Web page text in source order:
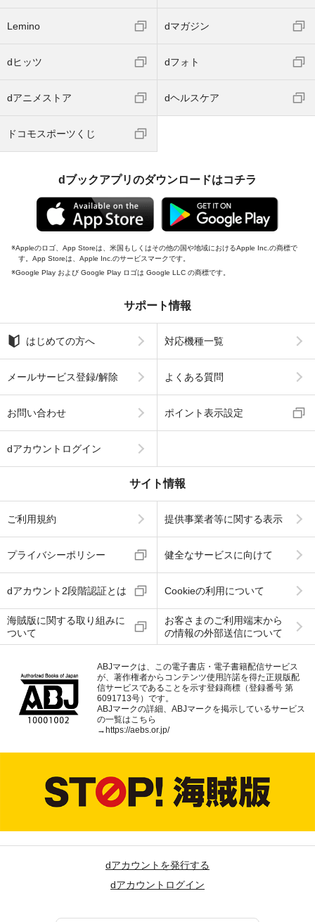
Lemino dマガジン
dヒッツ dフォト
dアニメストア dヘルスケア
ドコモスポーツくじ
dブックアプリのダウンロードはコチラ
Appleのロゴ、App Storeは、米国もしくはその他の国や地域におけるApple Inc.の商標で
す。App Storeは、Apple Inc.のサービスマークです。
Google Play および Google Play ロゴは Google LLC の商標です。
サポート情報
はじめての方へ 対応機種一覧
メールサービス登録/解除 よくある質問
お問い合わせ ポイント表示設定
dアカウントログイン
サイト情報
ご利用規約 提供事業者等に関する表示
プライバシーポリシー 健全なサービスに向けて
dアカウント2段階認証とは Cookieの利用について
海賊版に関する取り組みに
ついて
お客さまのご利用端末から
の情報の外部送信について
ABJマークは、この電子書店・電子書籍配信サービス
が、著作権者からコンテンツ使用許諾を得た正規版配
信サービスであることを示す登録商標（登録番号 第
6091713号）です。
ABJマークの詳細、ABJマークを掲示しているサービス
の一覧はこちら
→ https://aebs.or.jp/
dアカウントを発行する
dアカウントログイン